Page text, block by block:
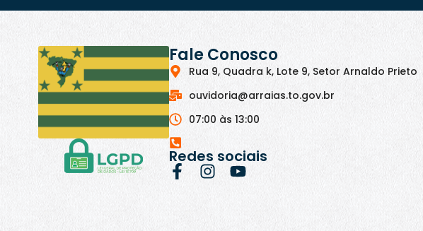
Fale Conosco
Rua 9, Quadra k, Lote 9, Setor Arnaldo Prieto
ouvidoria@arraias.to.gov.br
07:00 às 13:00
Redes sociais